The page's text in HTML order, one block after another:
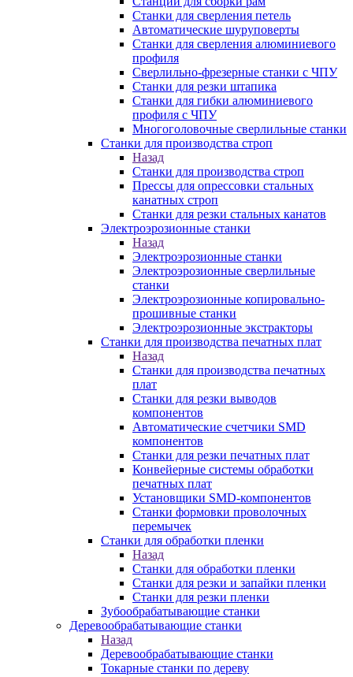
Станки для сверления петель
Автоматические шуруповерты
Станки для сверления алюминиевого
профиля
Сверлильно-фрезерные станки с ЧПУ
Станки для резки штапика
Станки для гибки алюминиевого
профиля с ЧПУ
Многоголовочные сверлильные станки
Станки для производства строп
Назад
Станки для производства строп
Прессы для опрессовки стальных
канатных строп
Станки для резки стальных канатов
Электроэрозионные станки
Назад
Электроэрозионные станки
Электроэрозионные сверлильные
станки
Электроэрозионные копировально-
прошивные станки
Электроэрозионные экстракторы
Станки для производства печатных плат
Назад
Станки для производства печатных
плат
Станки для резки выводов
компонентов
Автоматические счетчики SMD
компонентов
Станки для резки печатных плат
Конвейерные системы обработки
печатных плат
Установщики SMD-компонентов
Станки формовки проволочных
перемычек
Станки для обработки пленки
Назад
Станки для обработки пленки
Станки для резки и запайки пленки
Станки для резки пленки
Зубообрабатывающие станки
Деревообрабатывающие станки
Назад
Деревообрабатывающие станки
Токарные станки по дереву